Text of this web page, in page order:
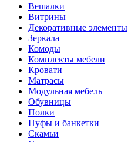
Вешалки
Витрины
Декоративные элементы
Зеркала
Комоды
Комплекты мебели
Кровати
Матрасы
Модульная мебель
Обувницы
Полки
Пуфы и банкетки
Скамьи